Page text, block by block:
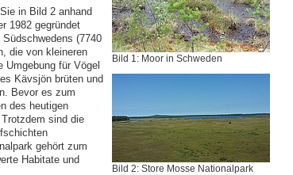
Bild 1: Moor in Schweden
Bild 2: Store Mosse Nationalpark
in Bild 2 anhand
1982 gegründet
(7740
die von kleineren
Umgebung für Vögel
Kävsjön brüten und
Bevor es zum
des heutigen
sind die
gehört zum
Habitate und